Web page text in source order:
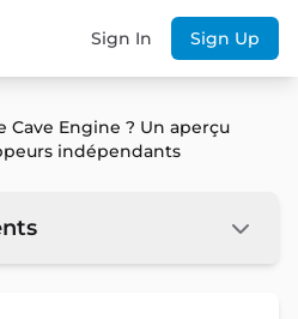
Sign In Sign Up
Cave Engine ? Un aperçu
indépendants